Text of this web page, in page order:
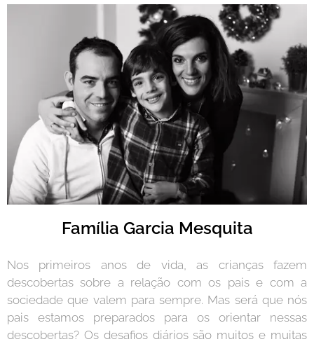
Família Garcia Mesquita
Nos primeiros anos de vida, as crianças fazem
descobertas sobre a relação com os pais e com a
sociedade que valem para sempre. Mas será que nós
pais estamos preparados para os orientar nessas
descobertas? Os desafios diários são muitos e muitas